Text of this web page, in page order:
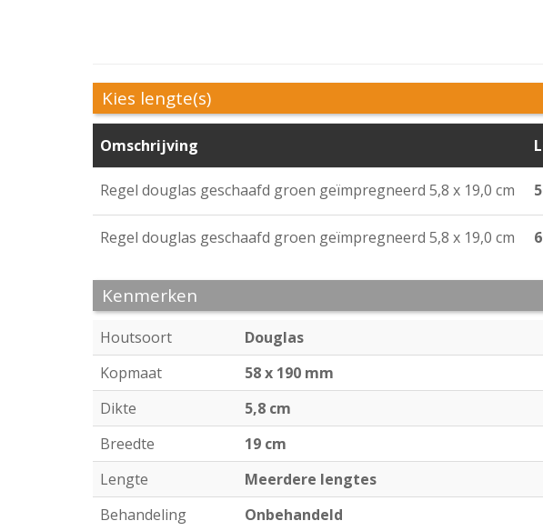
Kies lengte(s)
Omschrijving
Regel douglas geschaafd groen geïmpregneerd 5,8 x 19,0 cm
Regel douglas geschaafd groen geïmpregneerd 5,8 x 19,0 cm
Kenmerken
Houtsoort
Douglas
Kopmaat
58 x 190 mm
Dikte
5,8 cm
Breedte
19 cm
Lengte
Meerdere lengtes
Behandeling
Onbehandeld